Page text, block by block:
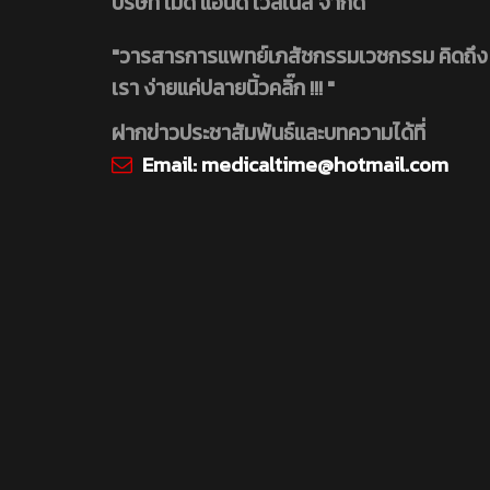
"วารสารการแพทย์เภสัชกรรมเวชกรรม คิดถึง
เรา ง่ายแค่ปลายนิ้วคลิ๊ก !!! "
ฝากข่าวประชาสัมพันธ์และบทความได้ที่
Email:medicaltime@hotmail.com